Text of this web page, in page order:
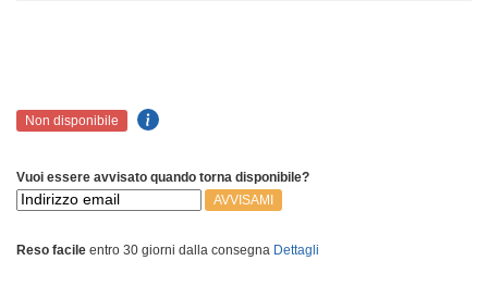
Non disponibile
Vuoi essere avvisato quando torna disponibile?
AVVISAMI
Reso facile entro 30 giorni dalla consegna Dettagli